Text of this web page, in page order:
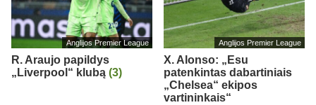
Anglijos Premier League
R. Araujo papildys
„Liverpool“ klubą (3)
Anglijos Premier League
X. Alonso: „Esu
patenkintas dabartiniais
„Chelsea“ ekipos
vartininkais“